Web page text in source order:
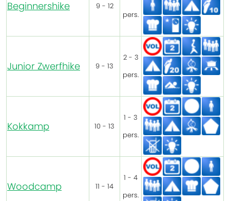
Beginnershike 9 - 12
pers.
Junior Zwerfhike 9 - 13
2 - 3
pers.
Kokkamp 10 - 13
1 - 3
pers.
Woodcamp 11 - 14
1 - 4
pers.